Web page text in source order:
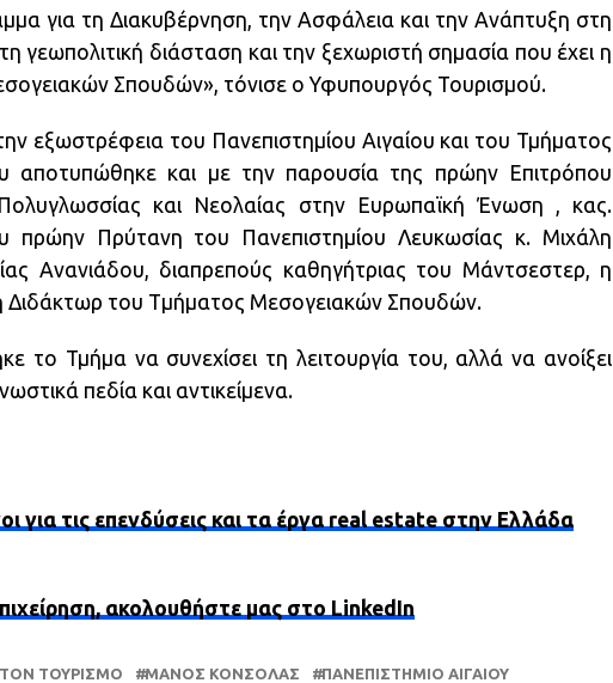
για τη Διακυβέρνηση, την Ασφάλεια και την Ανάπτυξη στη
γεωπολιτική διάσταση και την ξεχωριστή σημασία που έχει η
Σπουδών», τόνισε ο Υφυπουργός Τουρισμού.
εξωστρέφεια του Πανεπιστημίου Αιγαίου και του Τμήματος
αποτυπώθηκε και με την παρουσία της πρώην Επιτρόπου
Πολυγλωσσίας και Νεολαίας στην Ευρωπαϊκή Ένωση , κας.
πρώην Πρύτανη του Πανεπιστημίου Λευκωσίας κ. Μιχάλη
Ανανιάδου, διαπρεπούς καθηγήτριας του Μάντσεστερ, η
Διδάκτωρ του Τµήµατος Μεσογειακών Σπουδών.
το Τμήμα να συνεχίσει τη λειτουργία του, αλλά να ανοίξει
πεδία και αντικείμενα.
για τις επενδύσεις και τα έργα real estate στην Ελλάδα
ακολουθήστε μας στο LinkedIn
ΤΟΥΡΙΣΜΌ ΜΆΝΟΣ ΚΌΝΣΟΛΑΣ
ΠΑΝΕΠΙΣΤΉΜΙΟ ΑΙΓΑΊΟΥ